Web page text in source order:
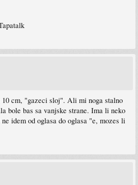
10 cm, "gazeci sloj". Ali mi noga stalno
bole bas sa vanjske strane. Ima li neko
idem od oglasa do oglasa "e, mozes li